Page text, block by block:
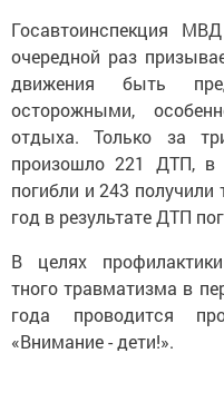
Госавтоинспекция
очередной раз
движения быть
осторожными,
отдыха. Только за
произошло 221 ДТП, в
погибли и 243
год в результате ДТП
В целях
тного травматизма в
года проводится
«Внимание - дети!».